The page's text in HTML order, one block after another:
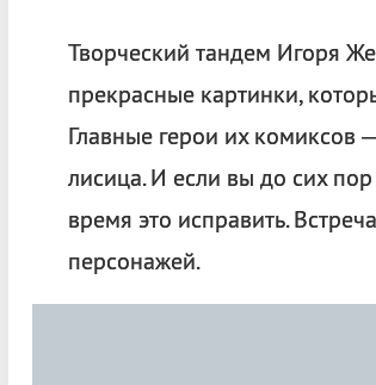
Творческий тандем Игоря
прекрасные картинки,
Главные герои их комиксов
лисица. И если вы до сих
время это исправить.
персонажей.